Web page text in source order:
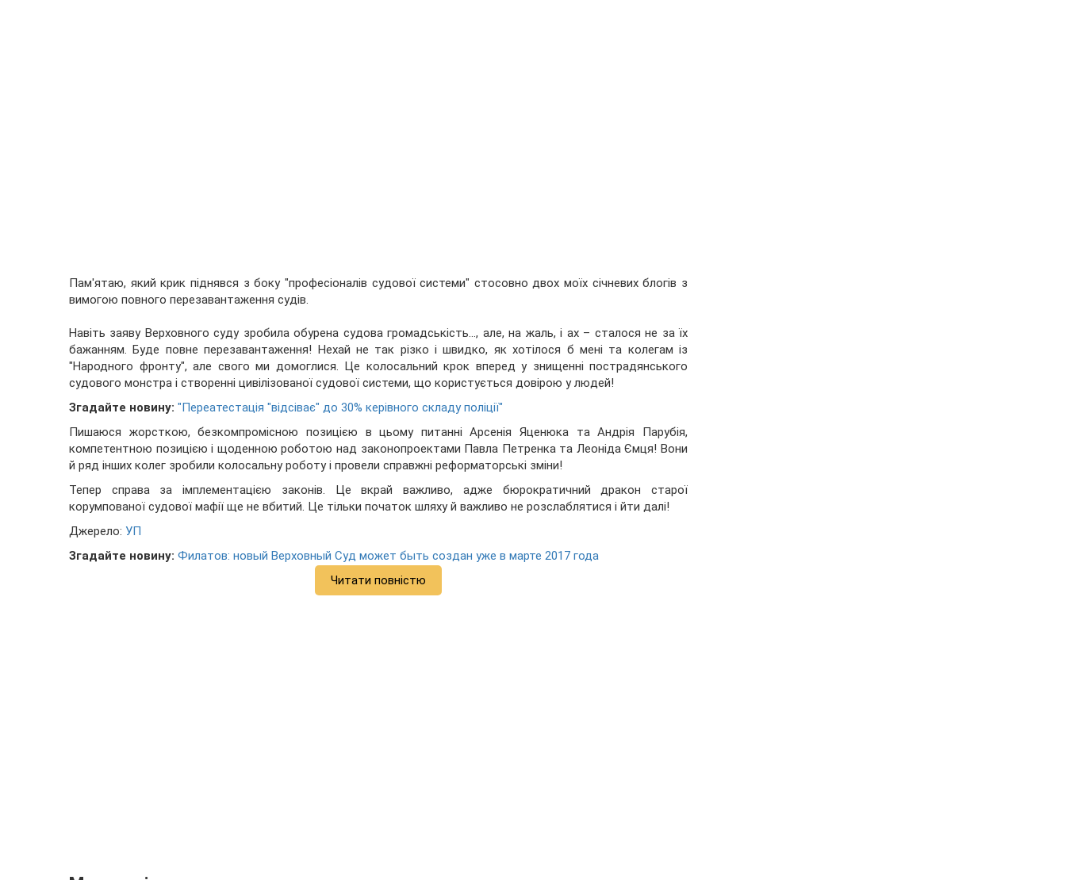
Пам'ятаю, який крик піднявся з боку "професіоналів судової системи" стосовно двох моїх січневих блогів з
вимогою повного перезавантаження судів.
Навіть заяву Верховного суду зробила обурена судова громадськість..., але, на жаль, і ах – сталося не за їх
бажанням. Буде повне перезавантаження! Нехай не так різко і швидко, як хотілося б мені та колегам із
"Народного фронту", але свого ми домоглися. Це колосальний крок вперед у знищенні пострадянського
судового монстра і створенні цивілізованої судової системи, що користується довірою у людей!
Згадайте новину: "Переатестація "відсіває" до 30% керівного складу поліції"
Пишаюся жорсткою, безкомпромісною позицією в цьому питанні Арсенія Яценюка та Андрія Парубія,
компетентною позицією і щоденною роботою над законопроектами Павла Петренка та Леоніда Ємця! Вони
й ряд інших колег зробили колосальну роботу і провели справжні реформаторські зміни!
Тепер справа за імплементацією законів. Це вкрай важливо, адже бюрократичний дракон старої
корумпованої судової мафії ще не вбитий. Це тільки початок шляху й важливо не розслаблятися і йти далі!
Джерело: УП
Згадайте новину: Филатов: новый Верховный Суд может быть создан уже в марте 2017 года
Читати повністю